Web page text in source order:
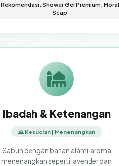
Rekomendasi: Shower Gel Premium, Floral
Soap
Ibadah & Ketenangan
🙏 Kesucian | Menenangkan
Sabun dengan bahan alami, aroma
menenangkan seperti lavender dan